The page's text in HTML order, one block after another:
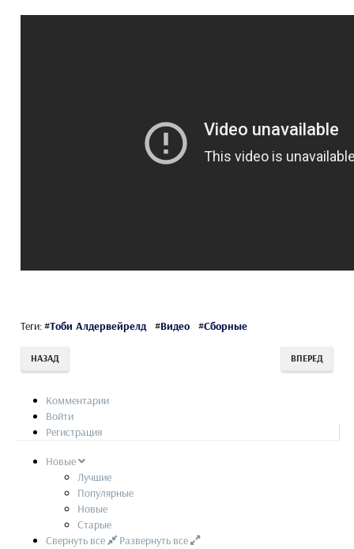
Теги:#Тоби Алдервейрелд #Видео #Сборные
НАЗАД ВПЕРЕД
Комментарии
Войти
Регистрация
Новые
Лучшие
Популярные
Новые
Старые
Свернуть все
Развернуть все